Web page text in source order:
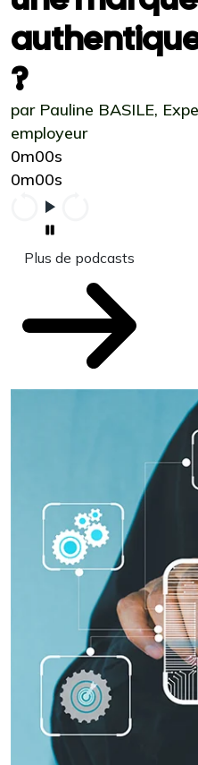
?
par Pauline BASILE,
employeur
0m00s
0m00s
Plus de podcasts